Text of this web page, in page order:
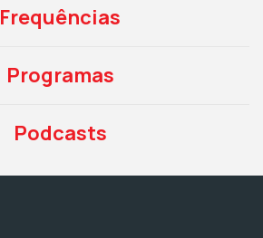
Frequências
Programas
Podcasts